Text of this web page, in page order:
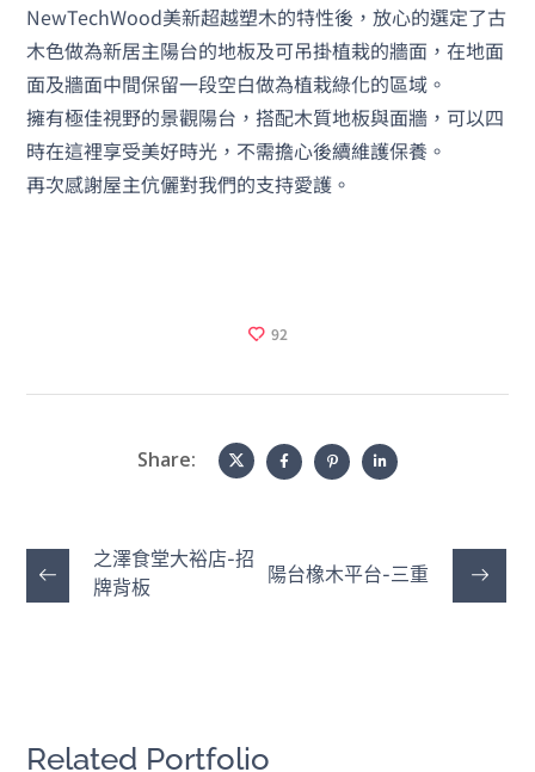
NewTechWood美新超越塑木的特性後，放心的選定了古
木色做為新居主陽台的地板及可吊掛植栽的牆面，在地面
面及牆面中間保留一段空白做為植栽綠化的區域。
擁有極佳視野的景觀陽台，搭配木質地板與面牆，可以四
時在這裡享受美好時光，不需擔心後續維護保養。
再次感謝屋主伉儷對我們的支持愛護。
92
Share:
之澤食堂大裕店-招
牌背板
陽台橡木平台-三重
Related Portfolio